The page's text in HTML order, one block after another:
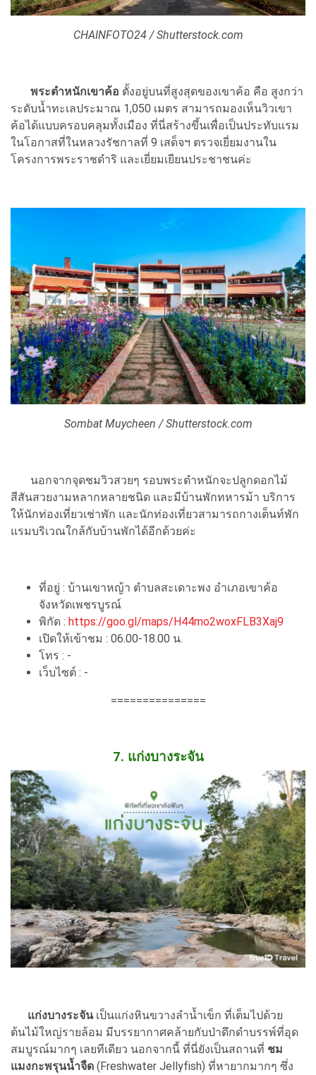
CHAINFOTO24 / Shutterstock.com
พระตำหนักเขาค้อ ตั้งอยู่บนที่สูงสุดของเขาค้อ คือ สูงกว่า
ระดับน้ำทะเลประมาณ 1,050 เมตร สามารถมองเห็นวิวเขา
ค้อได้แบบครอบคลุมทั้งเมือง ที่นี่สร้างขึ้นเพื่อเป็นประทับแรม
ในโอกาสที่ในหลวงรัชกาลที่ 9 เสด็จฯ ตรวจเยี่ยมงานใน
โครงการพระราชดำริ และเยี่ยมเยียนประชาชนค่ะ
Sombat Muycheen / Shutterstock.com
นอกจากจุดชมวิวสวยๆ รอบพระตำหนักจะปลูกดอกไม้
สีสันสวยงามหลากหลายชนิด และมีบ้านพักทหารม้า บริการ
ให้นักท่องเที่ยวเช่าพัก และนักท่องเที่ยวสามารถกางเต็นท์พัก
แรมบริเวณใกล้กับบ้านพักได้อีกด้วยค่ะ
ที่อยู่ : บ้านเขาหญ้า ตำบลสะเดาะพง อำเภอเขาค้อ
จังหวัดเพชรบูรณ์
พิกัด : https://goo.gl/maps/H44mo2woxFLB3Xaj9
เปิดให้เข้าชม : 06.00-18.00 น.
โทร : -
เว็บไซต์ : -
===============
7. แก่งบางระจัน
แก่งบางระจันเป็นแก่งหินขวางลำน้ำเข็ก ที่เต็มไปด้วย
ต้นไม้ใหญ่รายล้อม มีบรรยากาศคล้ายกับป่าดึกดำบรรพ์ที่อุด
สมบูรณ์มากๆ เลยทีเดียว นอกจากนี้ ที่นี่ยังเป็นสถานที่ ชม
แมงกะพรุนน้ำจืด (Freshwater Jellyfish) ที่หายากมากๆ ซึ่ง